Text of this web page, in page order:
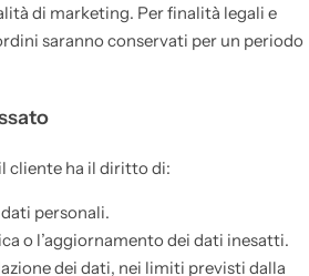
di marketing. Per finalità legali e
saranno conservati per un periodo
cliente ha il diritto di:
personali.
o l’aggiornamento dei dati inesatti.
dei dati, nei limiti previsti dalla